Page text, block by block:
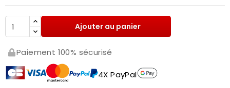
Ajouter au panier
Paiement 100% sécurisé
4X PayPal